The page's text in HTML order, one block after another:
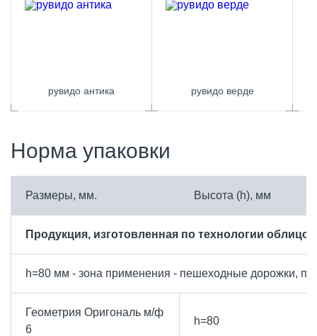
рувидо антика рувидо верде
Норма упаковки
Размеры, мм. Высота (h), мм
Продукция, изготовленная по технологии
h=80 мм - зона применения - пешеходные дорожки,
Геометрия Оригональ м/ф
6
h=80